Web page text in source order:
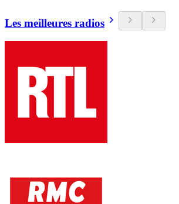
Les meilleures radios